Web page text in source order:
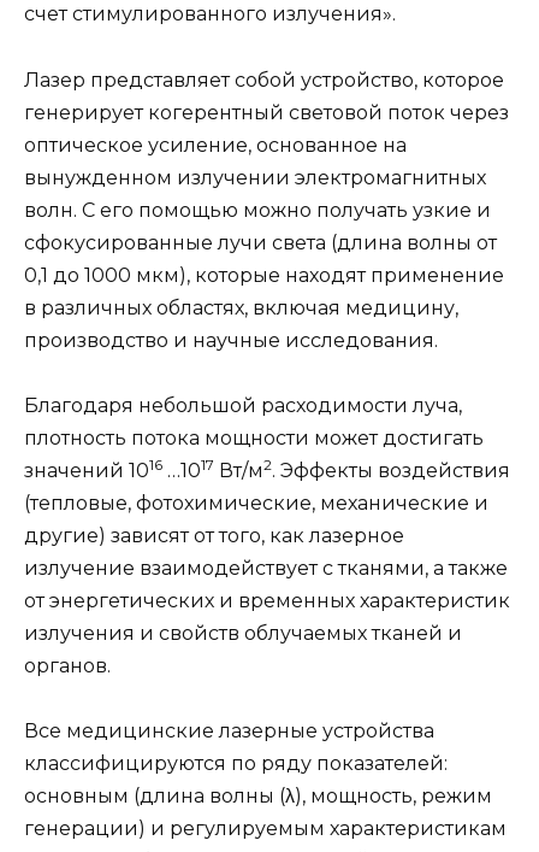
счет стимулированного излучения».
Лазер представляет собой устройство, которое
генерирует когерентный световой поток через
оптическое усиление, основанное на
вынужденном излучении электромагнитных
волн. С его помощью можно получать узкие и
сфокусированные лучи света (длина волны от
0,1 до 1000 мкм), которые находят применение
в различных областях, включая медицину,
производство и научные исследования.
Благодаря небольшой расходимости луча,
плотность потока мощности может достигать
значений 1016 …1017 Вт/м2. Эффекты воздействия
(тепловые, фотохимические, механические и
другие) зависят от того, как лазерное
излучение взаимодействует с тканями, а также
от энергетических и временных характеристик
излучения и свойств облучаемых тканей и
органов.
Все медицинские лазерные устройства
классифицируются по ряду показателей:
основным (длина волны (λ), мощность, режим
генерации) и регулируемым характеристикам